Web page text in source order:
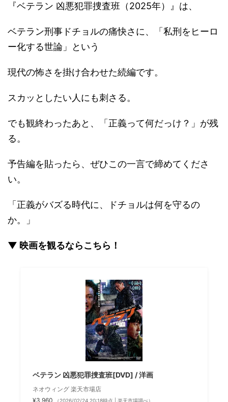
『ベテラン 凶悪犯罪捜査班（2025年）』は、
ベテラン刑事ドチョルの痛快さに、「私刑をヒーロ
ー化する世論」という
現代の怖さを掛け合わせた続編です。
スカッとしたい人にも刺さる。
でも観終わったあと、「正義って何だっけ？」が残
る。
予告編を貼ったら、ぜひこの一言で締めてくださ
い。
「正義がバズる時代に、ドチョルは何を守るの
か。」
▼ 映画を観るならこちら！
ベテラン 凶悪犯罪捜査班[DVD] / 洋画
ネオウィング 楽天市場店
¥3,960
（2026/02/24 20:18時点 | 楽天市場調べ）